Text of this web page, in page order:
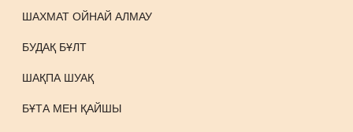
ШАХМАТ ОЙНАЙ АЛМАУ
БУДАҚ БҰЛТ
ШАҚПА ШУАҚ
БҰТА МЕН ҚАЙШЫ